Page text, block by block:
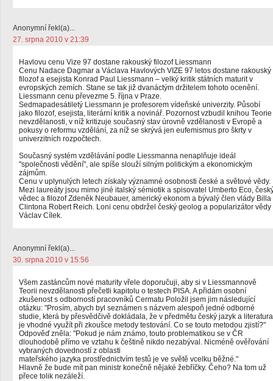
Anonymní řekl(a)...
27. srpna 2010 v 21:39
Havlovu cenu Vize 97 dostane rakouský filozof Liessmann
Cenu Nadace Dagmar a Václava Havlových VIZE 97 letos dostane rakouský
filozof a esejista Konrad Paul Liessmann – velký kritik státních maturit v
evropských zemích. Stane se tak již dvanáctým držitelem tohoto ocenění.
Liessmann cenu převezme 5. října v Praze.
Sedmapadesátiletý Liessmann je profesorem vídeňské univerzity. Působí
jako filozof, esejista, literární kritik a novinář. Pozornost vzbudil knihou Teorie
nevzdělanosti, v níž kritizuje současný stav úrovně vzdělanosti v Evropě a
pokusy o reformu vzdělání, za níž se skrývá jen eufemismus pro škrty v
univerzitních rozpočtech.
Současný systém vzdělávání podle Liessmanna nenaplňuje ideál
"společnosti vědění", ale spíše slouží silným politickým a ekonomickým
zájmům.
Cenu v uplynulých letech získaly významné osobnosti české a světové vědy.
Mezi laureáty jsou mimo jiné italský sémiotik a spisovatel Umberto Eco,
vědec a filozof Zdeněk Neubauer, americký ekonom a bývalý člen vlády Billa
Clintona Robert Reich. Loni cenu obdržel český geolog a popularizátor vědy
Václav Cílek.
Anonymní řekl(a)...
30. srpna 2010 v 15:56
Všem zastáncům nové maturity vřele doporučuji, aby si v Liessmannově
Teorii nevzdělanosti přečetli kapitolu o testech PISA. A přidám osobní
zkušenost s odborností pracovníků Cermatu Položil jsem jim následující
otázku: "Prosím, abych byl seznámen s názvem alespoň jedné odborné
studie, která by přesvědčivě dokládala, že v předmětu český jazyk a literatura
je vhodné využít při zkoušce metody testování. Co se touto metodou zjistí?"
Odpověď zněla: "Pokud je nám známo, touto problematikou se v ČR
dlouhodobě přímo ve vztahu k češtině nikdo nezabýval. Nicméně ověřování
vybraných dovedností z oblasti
mateřského jazyka prostřednictvím testů je ve světě vcelku běžné."
Hlavně že bude mít pan ministr konečně nějaké žebříčky. Čeho? Na tom už
přece tolik nezáleží.